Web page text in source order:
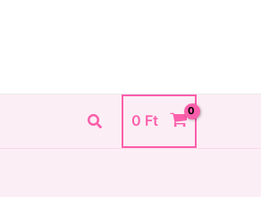
Search0 Ft